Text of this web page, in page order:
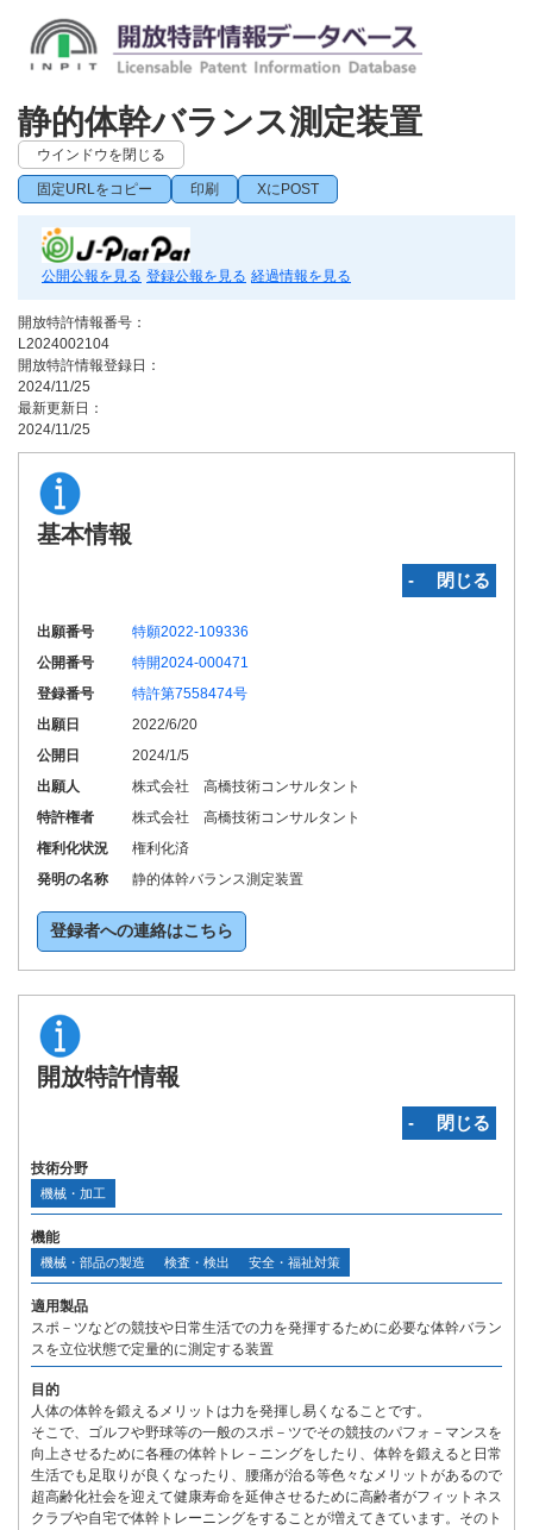
静的体幹バランス測定装置
ウインドウを閉じる
固定URLをコピー 印刷 XにPOST
公開公報を見る 登録公報を見る 経過情報を見る
開放特許情報番号：
L2024002104
開放特許情報登録日：
2024/11/25
最新更新日：
2024/11/25
基本情報
‐ 閉じる
出願番号
特願2022-109336
公開番号
特開2024-000471
登録番号
特許第7558474号
出願日
2022/6/20
公開日
2024/1/5
出願人
株式会社 高橋技術コンサルタント
特許権者
株式会社 高橋技術コンサルタント
権利化状況
権利化済
発明の名称
静的体幹バランス測定装置
登録者への連絡はこちら
開放特許情報
‐ 閉じる
技術分野
機械・加工
機能
機械・部品の製造 検査・検出 安全・福祉対策
適用製品
スポ－ツなどの競技や日常生活での力を発揮するために必要な体幹バラン
スを立位状態で定量的に測定する装置
目的
人体の体幹を鍛えるメリットは力を発揮し易くなることです。
そこで、ゴルフや野球等の一般のスポ－ツでその競技のパフォ－マンスを
向上させるために各種の体幹トレ－ニングをしたり、体幹を鍛えると日常
生活でも足取りが良くなったり、腰痛が治る等色々なメリットがあるので
超高齢化社会を迎えて健康寿命を延伸させるために高齢者がフィットネス
クラブや自宅で体幹トレーニングをすることが増えてきています。そのト